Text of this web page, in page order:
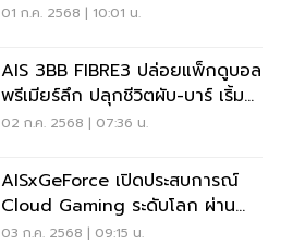
01 ก.ค. 2568 | 10:01 น.
AIS 3BB FIBRE3 ปล่อยแพ็กดูบอล
พรีเมียร์ลึก ปลุกชีวิตผับ-บาร์ เริ้ม
ต้นเดือนละ 2,800 บาท
02 ก.ค. 2568 | 07:36 น.
AISxGeForce เปิดประสบการณ์
Cloud Gaming ระดับโลก ผ่าน
PlayBox-3BB GIGATV
03 ก.ค. 2568 | 09:15 น.